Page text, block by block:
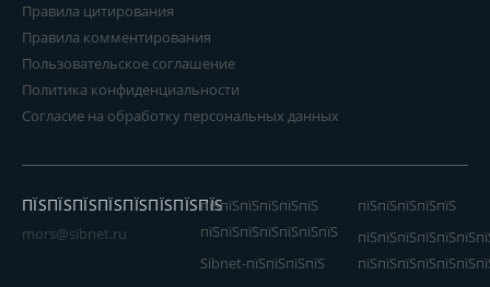
Правила цитирования
Правила комментирования
Пользовательское соглашение
Политика конфиденциальности
Согласие на обработку персональных данных
ПЇЅПЇЅПЇЅПЇЅПЇЅПЇЅПЇЅПЇЅ
mors@sibnet.ru
пїЅпїЅпїЅпїЅпїЅпїЅ
пїЅпїЅпїЅпїЅпїЅпїЅпїЅ
Sibnet-пїЅпїЅпїЅпїЅ
пїЅпїЅпїЅпїЅпїЅ